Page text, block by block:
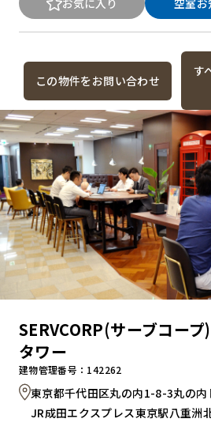
この物件をお問い合わせ
す
SERVCORP(サーブコー
タワー
建物管理番号：142262
東京都千代田区丸の内1-8-3丸の
JR成田エクスプレス東京駅八重